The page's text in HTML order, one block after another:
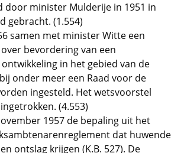
door minister Mulderije in 1951 in
gebracht. (1.554)
samen met minister Witte een
bevordering van een
in het gebied van de
onder meer een Raad voor de
ingesteld. Het wetsvoorstel
(4.553)
1957 de bepaling uit het
dat huwende
ontslag krijgen (K.B. 527). De